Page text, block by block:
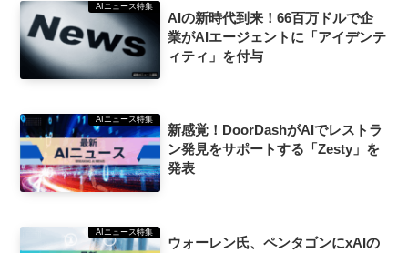
AIニュース特集
AIの新時代到来！66百万ドルで企
業がAIエージェントに「アイデンテ
ィティ」を付与
AIニュース特集
新感覚！DoorDashがAIでレストラ
ン発見をサポートする「Zesty」を
発表
AIニュース特集
ウォーレン氏、ペンタゴンにxAIの